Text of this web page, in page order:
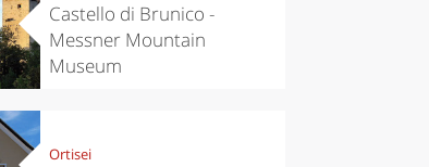
Castello di Brunico -
Messner Mountain
Museum
Ortisei